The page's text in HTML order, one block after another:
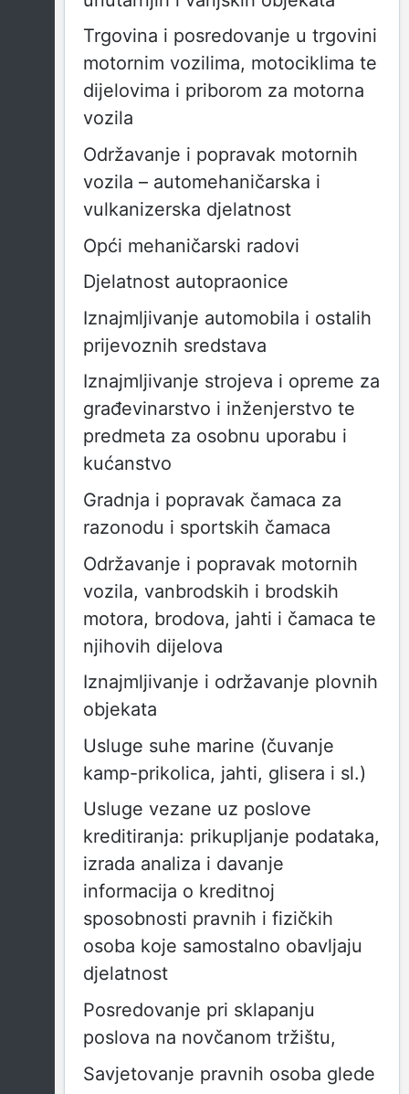
Trgovina i posredovanje u trgovini
motornim vozilima, motociklima te
dijelovima i priborom za motorna
vozila
Održavanje i popravak motornih
vozila – automehaničarska i
vulkanizerska djelatnost
Opći mehaničarski radovi
Djelatnost autopraonice
Iznajmljivanje automobila i ostalih
prijevoznih sredstava
Iznajmljivanje strojeva i opreme za
građevinarstvo i inženjerstvo te
predmeta za osobnu uporabu i
kućanstvo
Gradnja i popravak čamaca za
razonodu i sportskih čamaca
Održavanje i popravak motornih
vozila, vanbrodskih i brodskih
motora, brodova, jahti i čamaca te
njihovih dijelova
Iznajmljivanje i održavanje plovnih
objekata
Usluge suhe marine (čuvanje
kamp-prikolica, jahti, glisera i sl.)
Usluge vezane uz poslove
kreditiranja: prikupljanje podataka,
izrada analiza i davanje
informacija o kreditnoj
sposobnosti pravnih i fizičkih
osoba koje samostalno obavljaju
djelatnost
Posredovanje pri sklapanju
poslova na novčanom tržištu,
Savjetovanje pravnih osoba glede